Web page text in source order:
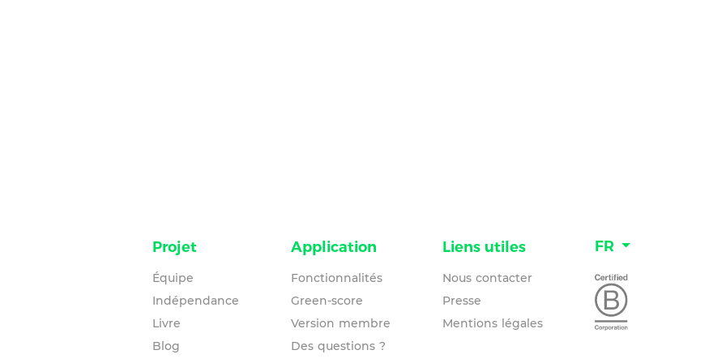
Projet
Équipe
Indépendance
Livre
Blog
Application
Fonctionnalités
Green-score
Version membre
Des questions ?
Liens utiles
Nous contacter
Presse
Mentions légales
FR